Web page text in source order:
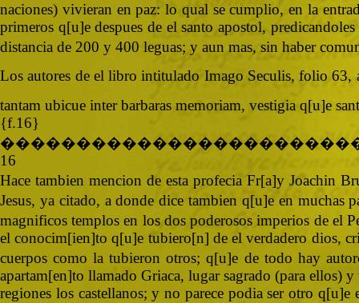
naciones) vivieran en paz: lo qual se cumplio, en la
primeros q[u]e despues de el santo apostol,
distancia de 200 y 400 leguas; y aun mas, sin haber
Los autores de el libro intitulado Imago Seculis, folio 63,
tantam ubicue inter barbaras memoriam, vestigia q[u]e
{f.16}
16
Hace tambien mencion de esta profecia Fr[a]y
Jesus, ya citado, a donde dice tambien q[u]e en
magnificos templos en los dos poderosos imperios de el
el conocim[ien]to q[u]e tubiero[n] de el verdadero dios,
cuerpos como la tubieron otros; q[u]e de todo hay
apartam[en]to llamado Griaca, lugar sagrado (para ellos)
regiones los castellanos; y no parece podia ser otro